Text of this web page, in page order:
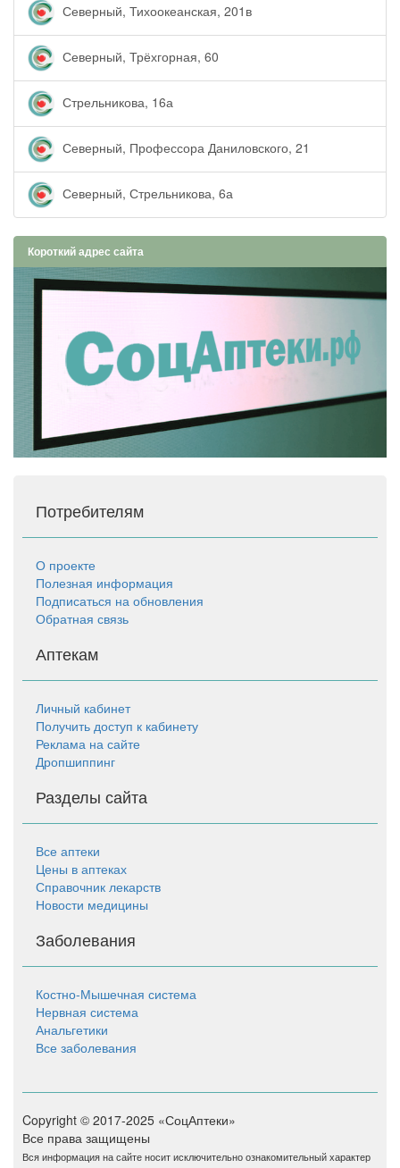
Северный, Тихоокеанская, 201в
Северный, Трёхгорная, 60
Стрельникова, 16а
Северный, Профессора Даниловского, 21
Северный, Стрельникова, 6а
Короткий адрес сайта
Потребителям
О проекте
Полезная информация
Подписаться на обновления
Обратная связь
Аптекам
Личный кабинет
Получить доступ к кабинету
Реклама на сайте
Дропшиппинг
Разделы сайта
Все аптеки
Цены в аптеках
Справочник лекарств
Новости медицины
Заболевания
Костно-Мышечная система
Нервная система
Анальгетики
Все заболевания
Copyright © 2017-2025 «СоцАптеки»
Все права защищены
Вся информация на сайте носит исключительно ознакомительный характер